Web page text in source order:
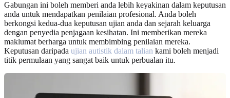
Gabungan ini boleh memberi anda lebih keyakinan dalam keputusan
anda untuk mendapatkan penilaian profesional. Anda boleh
berkongsi kedua-dua keputusan ujian anda dan sejarah keluarga
dengan penyedia penjagaan kesihatan. Ini memberikan mereka
maklumat berharga untuk membimbing penilaian mereka.
Keputusan daripada ujian autistik dalam talian kami boleh menjadi
titik permulaan yang sangat baik untuk perbualan itu.